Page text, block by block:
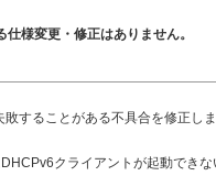
様変更・修正はありません。
することがある不具合を修正し
クライアントが起動でき